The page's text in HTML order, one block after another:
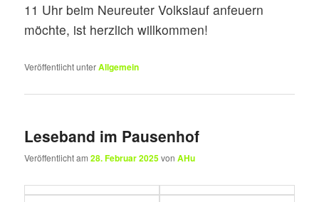
11 Uhr beim Neureuter Volkslauf anfeuern
möchte, ist herzlich willkommen!
Veröffentlicht unterAllgemein
Leseband im Pausenhof
Veröffentlicht am28. Februar 2025vonAHu